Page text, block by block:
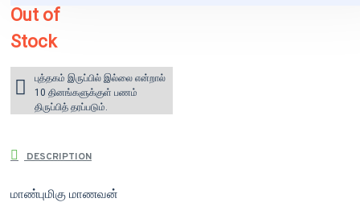
Out of
Stock
புத்தகம் இருப்பில் இல்லை என்றால்
10 தினங்களுக்குள் பணம்
திருப்பித் தரப்படும்.
DESCRIPTION
மாண்புமிகு மாணவன்